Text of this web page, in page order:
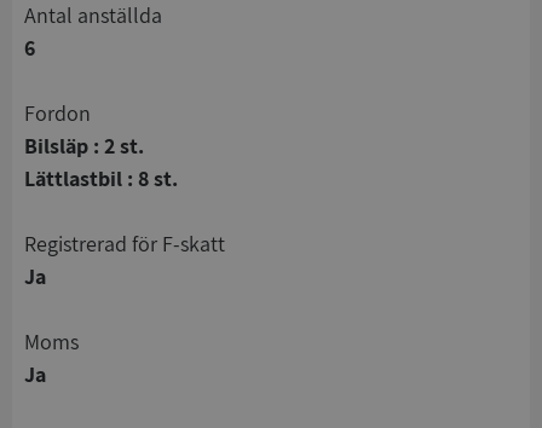
Antal anställda
6
Fordon
Bilsläp : 2 st.
Lättlastbil : 8 st.
registrerad för F-skatt
Ja
Moms
Ja